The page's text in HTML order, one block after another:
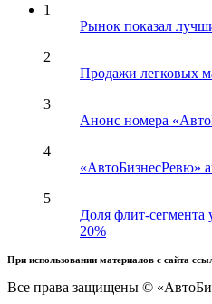
1
Рынок показал
2
Продажи легковых
3
Анонс номера
4
«АвтоБизнесРевю»
5
Доля флит-сегмента
20%
При использовании материалов с сайта
Все права защищены ©